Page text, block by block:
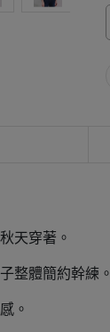
天穿著。
整體簡約幹練。
。